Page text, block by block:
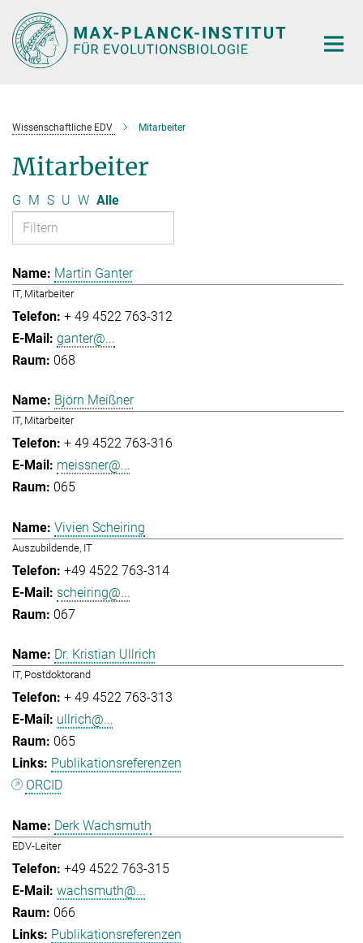
Hauptinhalt
Wissenschaftliche EDV Mitarbeiter
Mitarbeiter
G M S U W Alle
Martin Ganter
IT, Mitarbeiter
+ 49 4522 763-312
ganter@...
068
Björn Meißner
IT, Mitarbeiter
+ 49 4522 763-316
meissner@...
065
Vivien Scheiring
Auszubildende, IT
+49 4522 763-314
scheiring@...
067
Dr. Kristian Ullrich
IT, Postdoktorand
+ 49 4522 763-313
ullrich@...
065
Publikationsreferenzen
ORCID
Derk Wachsmuth
EDV-Leiter
+49 4522 763-315
wachsmuth@...
066
Publikationsreferenzen